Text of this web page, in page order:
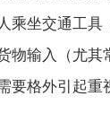
乘坐交通工具
物输入（尤其
要格外引起重